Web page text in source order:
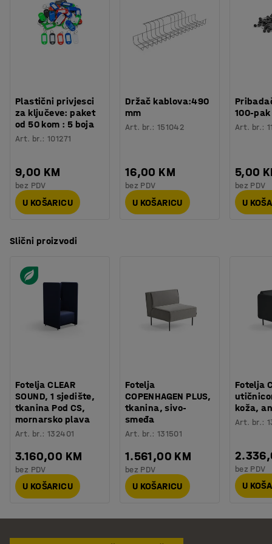
korištenje.
Kombinirajte ga s malim stolićem za kavu, postavite ga
zajedno sa sofama ili kombinirajte više stolica i stvorite
Specifikacija materijala
Sastav: 100% Poliester
Izdržljivost: 40000
Boja postolja
Težina: 20,06 kg
Montaža: Dolazi nesastavljeno
Testirano: EN 16139:2013
Plastični privjesci
za ključeve: paket
od 50 kom : 5 boja
Art. br.:101271
9,00 KM
bez PDV
U KOŠARICU
Držač kablova:490
mm
Art. br.: 151042
16,00 KM
bez PDV
U KOŠARICU
100-pak
Art. br.:
5,00
bez PDV
U
Slični proizvodi
Fotelja CLEAR
SOUND, 1 sjedište,
tkanina Pod CS,
mornarsko plava
Art. br.:132401
3.160,00 KM
bez PDV
U KOŠARICU
Fotelja
COPENHAGEN PLUS,
tkanina, sivo-
smeđa
Art. br.: 131501
1.561,00 KM
bez PDV
U KOŠARICU
Fotelja
koža,
Art. br.:
bez PDV
U